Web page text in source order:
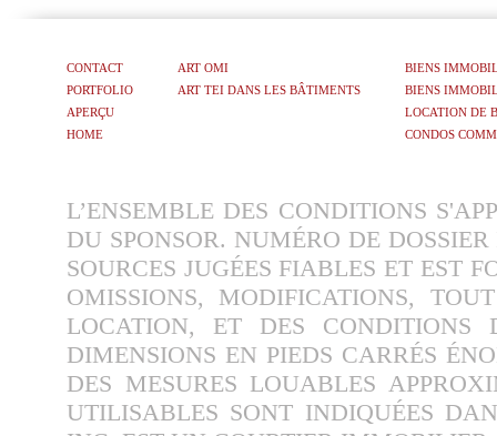
CONTACT
PORTFOLIO
APERÇU
HOME
ART OMI
ART TEI DANS LES BÂTIMENTS
BIENS
BIENS
LOCATION DE
CONDOS
L’ENSEMBLE DES CONDITIONS
DU SPONSOR. NUMÉRO DE
SOURCES JUGÉES FIABLES ET EST
OMISSIONS, MODIFICATIONS,
LOCATION, ET DES CONDITIONS
DIMENSIONS EN PIEDS CARRÉS
DES MESURES LOUABLES
UTILISABLES SONT INDIQUÉES